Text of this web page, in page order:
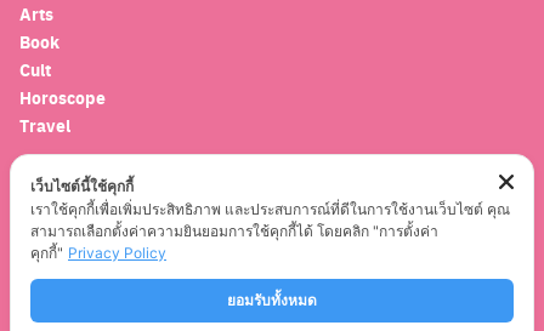
Arts
Book
Cult
Horoscope
Travel
Entertainment
Celebrity
Movies
Musics
เว็บไซต์นี้ใช้คุกกี้
เราใช้คุกกี้เพื่อเพิ่มประสิทธิภาพ และประสบการณ์ที่ดีในการใช้งานเว็บไซต์ คุณ
สามารถเลือกตั้งค่าความยินยอมการใช้คุกกี้ได้ โดยคลิก "การตั้งค่า
คุกกี้" Privacy Policy
ยอมรับทั้งหมด